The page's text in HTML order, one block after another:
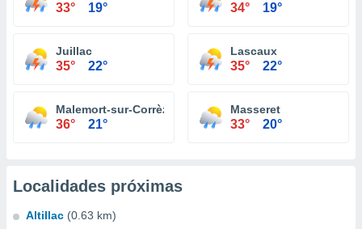
33° 19° 34° 19°
Juillac
35° 22°
Lascaux
35° 22°
Malemort-sur-Corrèze
36° 21°
Masseret
33° 20°
Localidades próximas
Altillac (0.63 km)